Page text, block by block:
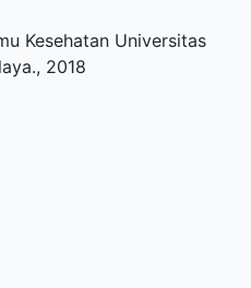
Kesehatan Universitas
., 2018